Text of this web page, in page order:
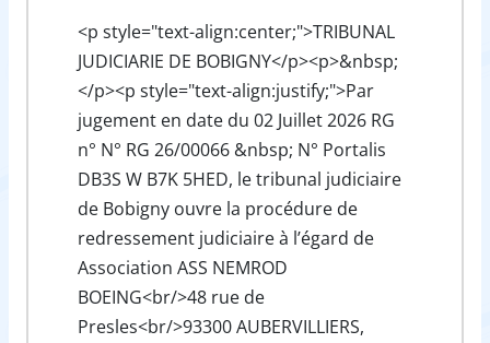
<p style="text-align:center;">TRIBUNAL
JUDICIARIE DE BOBIGNY</p><p>&nbsp;
</p><p style="text-align:justify;">Par
jugement en date du 02 Juillet 2026 RG
n° N° RG 26/00066 &nbsp; N° Portalis
DB3S W B7K 5HED, le tribunal judiciaire
de Bobigny ouvre la procédure de
redressement judiciaire à l’égard de
Association ASS NEMROD
BOEING<br/>48 rue de
Presles<br/>93300 AUBERVILLIERS,